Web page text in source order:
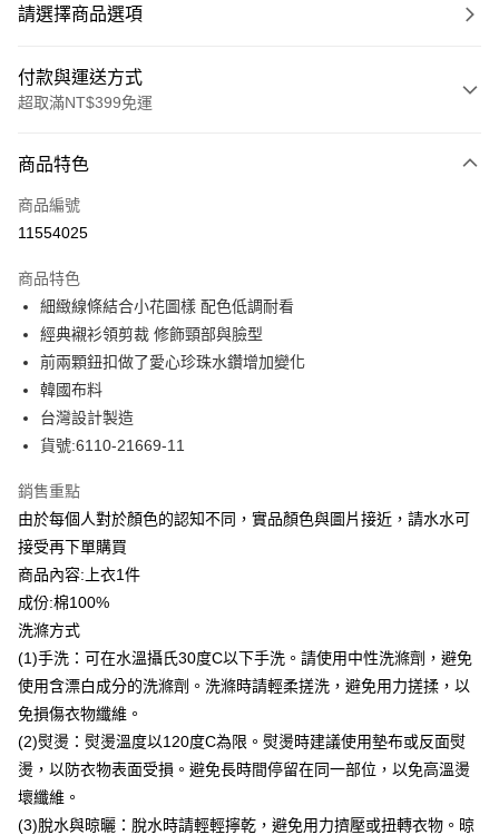
請選擇商品選項
付款與運送方式
超取滿NT$399免運
信用卡一次付款
LINE Pay
街口支付
悠遊付
全盈+PAY
ATM付款
運送方式
付款後全家取貨
每筆NT$80，滿NT$399(含以上)免運費
付款後7-11取貨
每筆NT$80，滿NT$888(含以上)免運費
宅配到府
貨到付款
每筆NT$80，滿NT$888(含以上)免運費
商品特色
商品編號
11554025
商品特色
細緻線條結合小花圖樣 配色低調耐看
經典襯衫領剪裁 修飾頸部與臉型
前兩顆鈕扣做了愛心珍珠水鑽增加變化
韓國布料
台灣設計製造
貨號:6110-21669-11
銷售重點
由於每個人對於顏色的認知不同，實品顏色與圖片接近，請水水可
接受再下單購買
商品內容:上衣1件
成份:棉100%
洗滌方式
(1)手洗：可在水溫攝氏30度C以下手洗。請使用中性洗滌劑，避免
使用含漂白成分的洗滌劑。洗滌時請輕柔搓洗，避免用力搓揉，以
免損傷衣物纖維。
(2)熨燙：熨燙溫度以120度C為限。熨燙時建議使用墊布或反面熨
燙，以防衣物表面受損。避免長時間停留在同一部位，以免高溫燙
壞纖維。
(3)脫水與晾曬：脫水時請輕輕擰乾，避免用力擠壓或扭轉衣物。晾